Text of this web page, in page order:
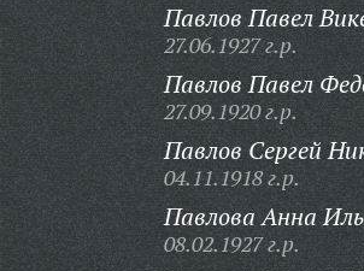
Павлов Павел
27.06.1927 г.р.
Павлов Павел
27.09.1920 г.р.
Павлов Сергей
04.11.1918 г.р.
Павлова Анна
08.02.1927 г.р.